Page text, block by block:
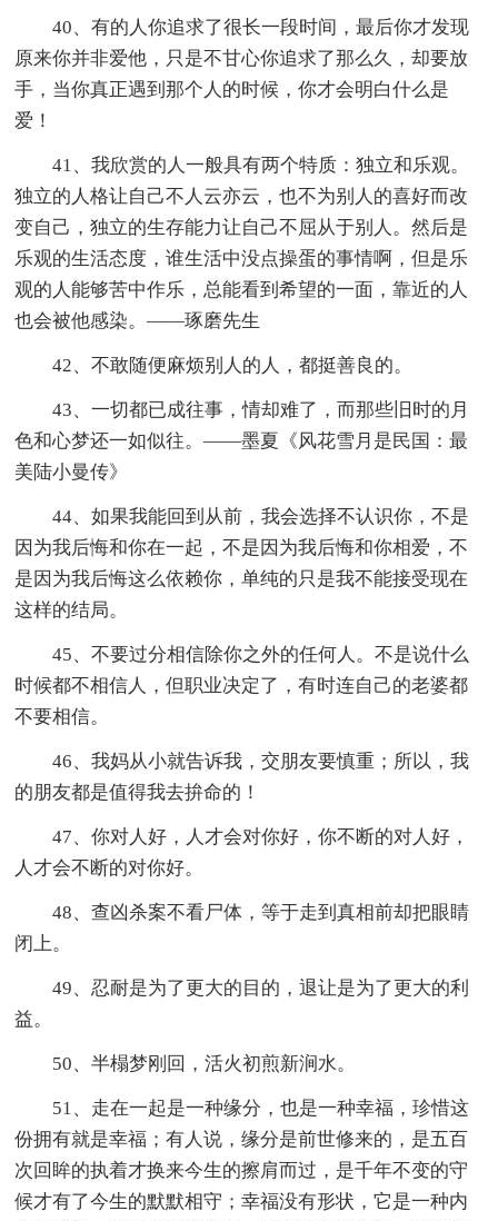
40、有的人你追求了很长一段时间，最后你才发现
原来你并非爱他，只是不甘心你追求了那么久，却要放
手，当你真正遇到那个人的时候，你才会明白什么是
爱！
41、我欣赏的人一般具有两个特质：独立和乐观。
独立的人格让自己不人云亦云，也不为别人的喜好而改
变自己，独立的生存能力让自己不屈从于别人。然后是
乐观的生活态度，谁生活中没点操蛋的事情啊，但是乐
观的人能够苦中作乐，总能看到希望的一面，靠近的人
也会被他感染。——琢磨先生
42、不敢随便麻烦别人的人，都挺善良的。
43、一切都已成往事，情却难了，而那些旧时的月
色和心梦还一如似往。——墨夏《风花雪月是民国：最
美陆小曼传》
44、如果我能回到从前，我会选择不认识你，不是
因为我后悔和你在一起，不是因为我后悔和你相爱，不
是因为我后悔这么依赖你，单纯的只是我不能接受现在
这样的结局。
45、不要过分相信除你之外的任何人。不是说什么
时候都不相信人，但职业决定了，有时连自己的老婆都
不要相信。
46、我妈从小就告诉我，交朋友要慎重；所以，我
的朋友都是值得我去拚命的！
47、你对人好，人才会对你好，你不断的对人好，
人才会不断的对你好。
48、查凶杀案不看尸体，等于走到真相前却把眼睛
闭上。
49、忍耐是为了更大的目的，退让是为了更大的利
益。
50、半榻梦刚回，活火初煎新涧水。
51、走在一起是一种缘分，也是一种幸福，珍惜这
份拥有就是幸福；有人说，缘分是前世修来的，是五百
次回眸的执着才换来今生的擦肩而过，是千年不变的守
候才有了今生的默默相守；幸福没有形状，它是一种内